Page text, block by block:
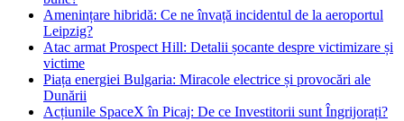
Amenințare hibridă: Ce ne învață incidentul de la aeroportul
Leipzig?
Atac armat Prospect Hill: Detalii șocante despre victimizare și
victime
Piața energiei Bulgaria: Miracole electrice și provocări ale
Dunării
Acțiunile SpaceX în Picaj: De ce Investitorii sunt Îngrijorați?